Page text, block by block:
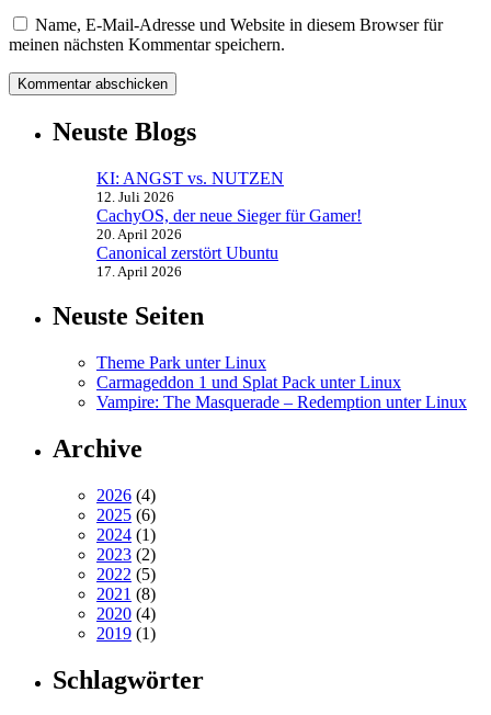
Name, E-Mail-Adresse und Website in diesem Browser für
meinen nächsten Kommentar speichern.
Neuste Blogs
KI: ANGST vs. NUTZEN
12. Juli 2026
CachyOS, der neue Sieger für Gamer!
20. April 2026
Canonical zerstört Ubuntu
17. April 2026
Neuste Seiten
Theme Park unter Linux
Carmageddon 1 und Splat Pack unter Linux
Vampire: The Masquerade – Redemption unter Linux
Archive
2026 (4)
2025 (6)
2024 (1)
2023 (2)
2022 (5)
2021 (8)
2020 (4)
2019 (1)
Schlagwörter